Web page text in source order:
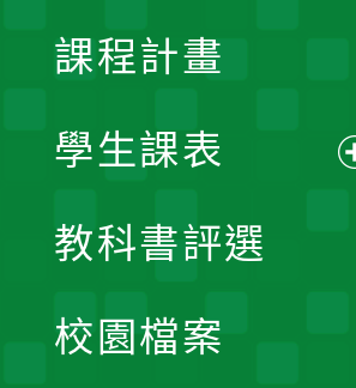
課程計畫
學生課表
教科書評選
校園檔案